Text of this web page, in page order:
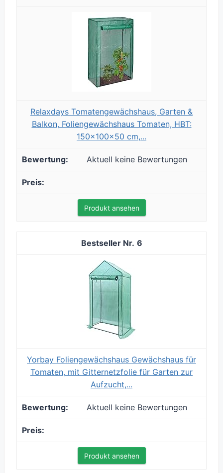
Relaxdays Tomatengewächshaus, Garten &
Balkon, Foliengewächshaus Tomaten, HBT:
150x100x50 cm,...
Aktuell keine Bewertungen
Produkt ansehen
6
Yorbay Foliengewächshaus Gewächshaus für
Tomaten, mit Gitternetzfolie für Garten zur
Aufzucht,...
Aktuell keine Bewertungen
Produkt ansehen